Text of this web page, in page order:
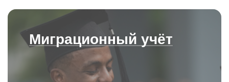
Миграционный учёт